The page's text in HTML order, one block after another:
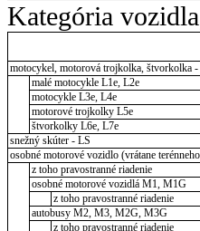
Kategória
motocykel, motorová trojkolka, štvorkolka
malé motocykle L1e, L2e
motocykle L3e, L4e
motorové trojkolky L5e
štvorkolky L6e, L7e
snežný skúter - LS
osobné motorové vozidlo (vrátane
z toho pravostranné riadenie
osobné motorové vozidlá M1, M1G
z toho pravostranné riadenie
autobusy M2, M3, M2G, M3G
z toho pravostranné riadenie